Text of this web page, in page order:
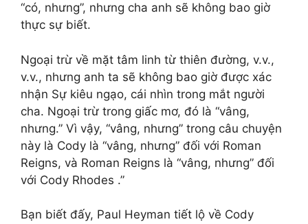
“có, nhưng”, nhưng cha anh sẽ không bao giờ
thực sự biết.
Ngoại trừ về mặt tâm linh từ thiên đường, v.v.,
v.v., nhưng anh ta sẽ không bao giờ được xác
nhận Sự kiêu ngạo, cái nhìn trong mắt người
cha. Ngoại trừ trong giấc mơ, đó là “vâng,
nhưng.” Vì vậy, “vâng, nhưng” trong câu chuyện
này là Cody là “vâng, nhưng” đối với Roman
Reigns, và Roman Reigns là “vâng, nhưng” đối
với Cody Rhodes .”
Bạn biết đấy, Paul Heyman tiết lộ về Cody